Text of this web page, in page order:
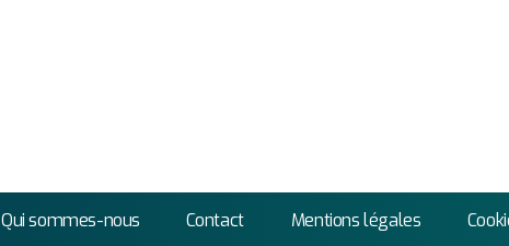
Qui sommes-nous Contact Mentions légales